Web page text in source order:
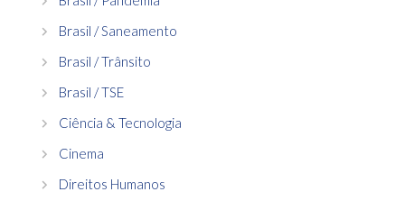
Brasil / Saneamento
Brasil / Trânsito
Brasil / TSE
Ciência & Tecnologia
Cinema
Direitos Humanos